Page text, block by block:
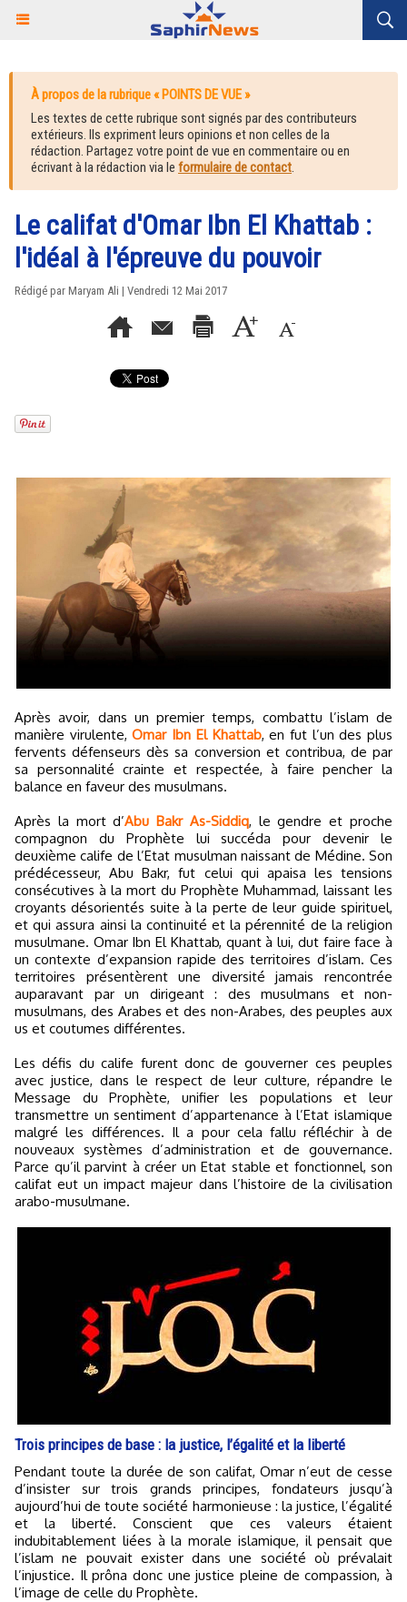
À propos de la rubrique « POINTS DE VUE »
Les textes de cette rubrique sont signés par des contributeurs
extérieurs. Ils expriment leurs opinions et non celles de la
rédaction. Partagez votre point de vue en commentaire ou en
écrivant à la rédaction via le formulaire de contact.
Le califat d'Omar Ibn El Khattab :
l'idéal à l'épreuve du pouvoir
Rédigé par Maryam Ali | Vendredi 12 Mai 2017
Après avoir, dans un premier temps, combattu l’islam de
manière virulente,Omar Ibn El Khattab, en fut l’un des plus
fervents défenseurs dès sa conversion et contribua, de par
sa personnalité crainte et respectée, à faire pencher la
balance en faveur des musulmans.
Après la mort d’Abu Bakr As-Siddiq, le gendre et proche
compagnon du Prophète lui succéda pour devenir le
deuxième calife de l’Etat musulman naissant de Médine. Son
prédécesseur, Abu Bakr, fut celui qui apaisa les tensions
consécutives à la mort du Prophète Muhammad, laissant les
croyants désorientés suite à la perte de leur guide spirituel,
et qui assura ainsi la continuité et la pérennité de la religion
musulmane. Omar Ibn El Khattab, quant à lui, dut faire face à
un contexte d’expansion rapide des territoires d’islam. Ces
territoires présentèrent une diversité jamais rencontrée
auparavant par un dirigeant : des musulmans et non-
musulmans, des Arabes et des non-Arabes, des peuples aux
us et coutumes différentes.
Les défis du calife furent donc de gouverner ces peuples
avec justice, dans le respect de leur culture, répandre le
Message du Prophète, unifier les populations et leur
transmettre un sentiment d’appartenance à l’Etat islamique
malgré les différences. Il a pour cela fallu réfléchir à de
nouveaux systèmes d’administration et de gouvernance.
Parce qu’il parvint à créer un Etat stable et fonctionnel, son
califat eut un impact majeur dans l’histoire de la civilisation
arabo-musulmane.
Trois principes de base : la justice, l’égalité et la liberté
Pendant toute la durée de son califat, Omar n’eut de cesse
d’insister sur trois grands principes, fondateurs jusqu’à
aujourd’hui de toute société harmonieuse : la justice, l’égalité
et la liberté. Conscient que ces valeurs étaient
indubitablement liées à la morale islamique, il pensait que
l’islam ne pouvait exister dans une société où prévalait
l’injustice. Il prôna donc une justice pleine de compassion, à
l’image de celle du Prophète.